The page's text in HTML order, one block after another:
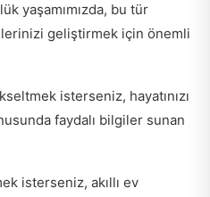
yaşamımızda, bu tür
geliştirmek için önemli
isterseniz, hayatınızı
faydalı bilgiler sunan
isterseniz, akıllı ev